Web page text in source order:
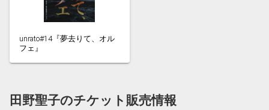
unrato#14『夢去りて、オル
フェ』
田野聖子のチケット販売情報